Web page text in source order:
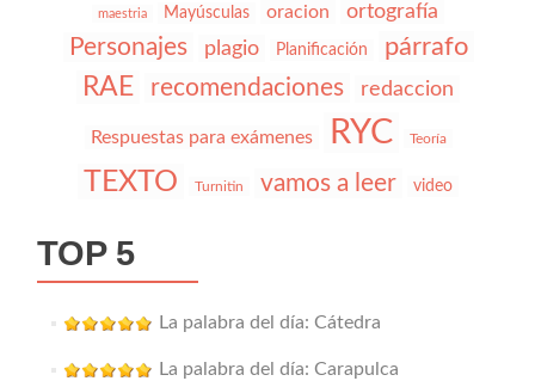
maestria Mayúsculas oracion ortografía
Personajes plagio Planificación párrafo
RAE recomendaciones redaccion
Respuestas para exámenes RYC Teoría
TEXTO Turnitin vamos a leer video
TOP 5
La palabra del día: Cátedra
La palabra del día: Carapulca